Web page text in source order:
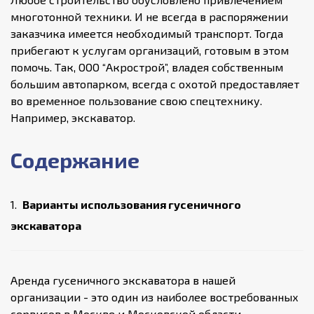
многотонной техники. И не всегда в распоряжении
заказчика имеется необходимый транспорт. Тогда
прибегают к услугам организаций, готовым в этом
помочь. Так, ООО “Акрострой”, владея собственным
большим автопарком, всегда с охотой предоставляет
во временное пользование свою спецтехнику.
Например, экскаватор.
Содержание
Варианты использования гусеничного
экскаватора
Аренда гусеничного экскаватора в нашей
организации - это один из наиболее востребованных